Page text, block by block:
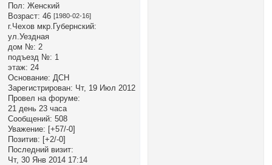
Пол: Женский
Возраст: 46 [1980-02-16]
г.Чехов мкр.Губернский:
ул.Уездная
дом №: 2
подъезд №: 1
этаж: 24
Основание: ДСН
Зарегистрирован: Чт, 19 Июл 2012
Провел на форуме:
21 день 23 часа
Сообщений: 508
Уважение: [+57/-0]
Позитив: [+2/-0]
Последний визит:
Чт, 30 Янв 2014 17:14